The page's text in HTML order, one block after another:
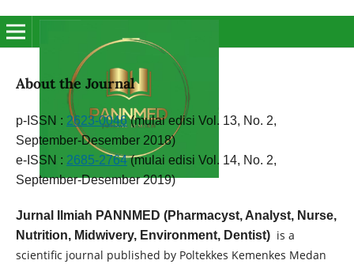
About the Journal
p-ISSN : 2623-0046(mulai edisi Vol. 13, No. 2,
September-Desember 2018)
e-ISSN : 2685-2764(mulai edisi Vol. 14, No. 2,
September-Desember 2019)
Jurnal Ilmiah PANNMED (Pharmacyst, Analyst, Nurse,
Nutrition, Midwivery, Environment, Dentist)is a
scientific journal published by Poltekkes Kemenkes Medan